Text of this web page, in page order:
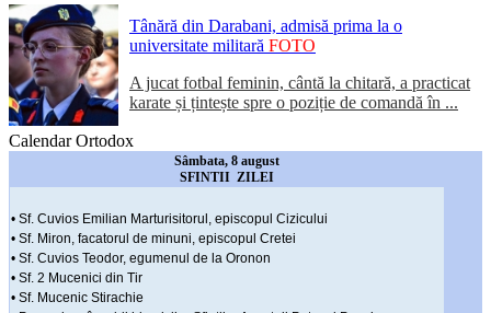
Tânără din Darabani, admisă prima la o
universitate militară FOTO
A jucat fotbal feminin, cântă la chitară, a practicat
karate și țintește spre o poziție de comandă în ...
Calendar Ortodox
Sâmbata, 8 august
SFINTII ZILEI
• Sf. Cuvios Emilian Marturisitorul, episcopul Cizicului
• Sf. Miron, facatorul de minuni, episcopul Cretei
• Sf. Cuvios Teodor, egumenul de la Oronon
• Sf. 2 Mucenici din Tir
• Sf. Mucenic Stirachie